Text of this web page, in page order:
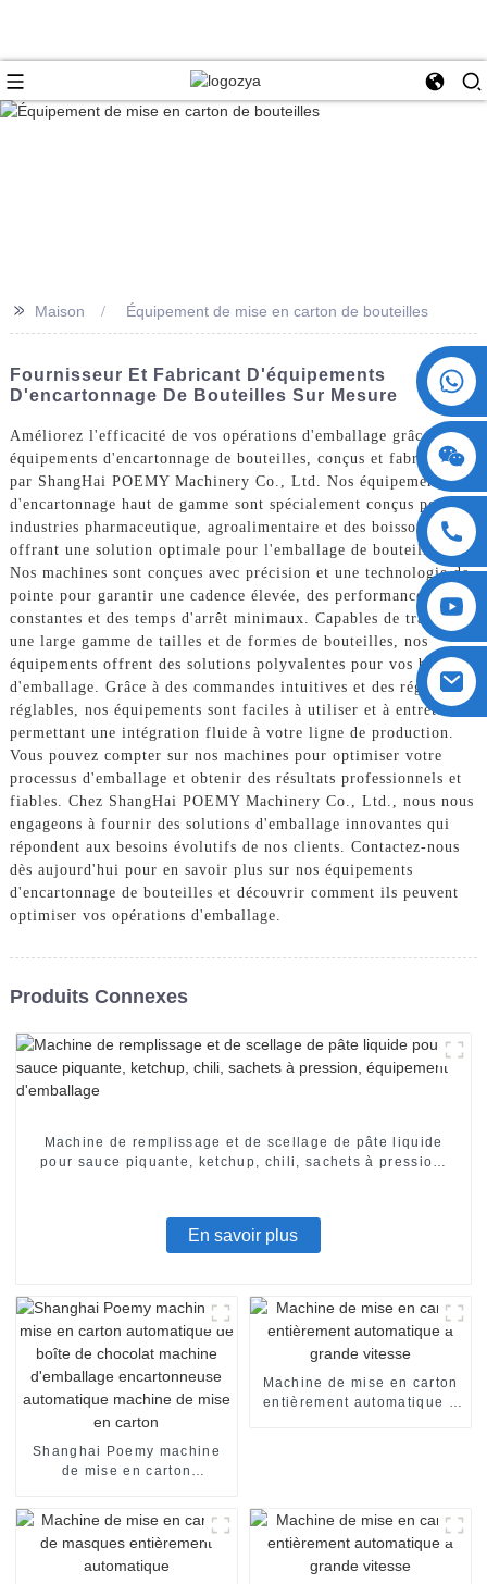
+86 15730993174
>> Maison Équipement de mise en carton de bouteilles
Fournisseur Et Fabricant D'équipements
D'encartonnage De Bouteilles Sur Mesure
Améliorez l'efficacité de vos opérations d'emballage grâce à nos
équipements d'encartonnage de bouteilles, conçus et fabriqués
par ShangHai POEMY Machinery Co., Ltd. Nos équipements
d'encartonnage haut de gamme sont spécialement conçus pour les
industries pharmaceutique, agroalimentaire et des boissons,
offrant une solution optimale pour l'emballage de bouteilles.
Nos machines sont conçues avec précision et une technologie de
pointe pour garantir une cadence élevée, des performances
constantes et des temps d'arrêt minimaux. Capables de traiter
une large gamme de tailles et de formes de bouteilles, nos
équipements offrent des solutions polyvalentes pour vos besoins
d'emballage. Grâce à des commandes intuitives et des réglages
réglables, nos équipements sont faciles à utiliser et à entretenir,
permettant une intégration fluide à votre ligne de production.
Vous pouvez compter sur nos machines pour optimiser votre
processus d'emballage et obtenir des résultats professionnels et
fiables. Chez ShangHai POEMY Machinery Co., Ltd., nous nous
engageons à fournir des solutions d'emballage innovantes qui
répondent aux besoins évolutifs de nos clients. Contactez-nous
dès aujourd'hui pour en savoir plus sur nos équipements
d'encartonnage de bouteilles et découvrir comment ils peuvent
optimiser vos opérations d'emballage.
Produits Connexes
Machine de remplissage et de scellage de pâte liquide
pour sauce piquante, ketchup, chili, sachets à pression,
En savoir plus
Shanghai Poemy machine
de mise en carton
d'emballage encartonneuse
automatique machine de
mise en carton
Machine de mise en carton
entièrement automatique à